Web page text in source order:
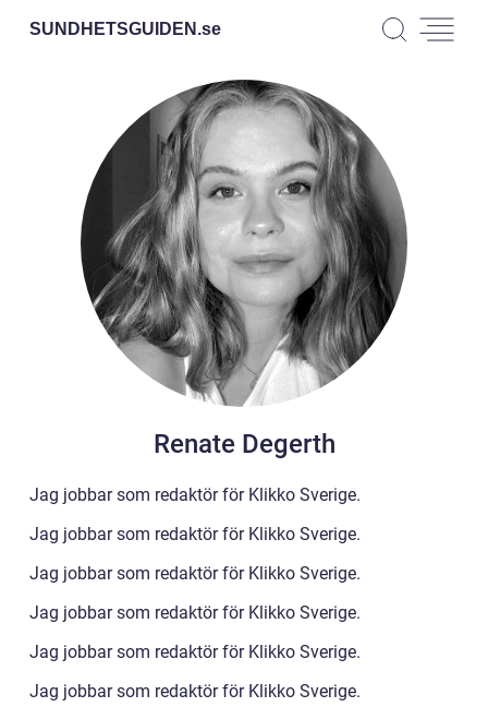
SUNDHETSGUIDEN.se
Renate Degerth
Jag jobbar som redaktör för Klikko Sverige.
Jag jobbar som redaktör för Klikko Sverige.
Jag jobbar som redaktör för Klikko Sverige.
Jag jobbar som redaktör för Klikko Sverige.
Jag jobbar som redaktör för Klikko Sverige.
Jag jobbar som redaktör för Klikko Sverige.